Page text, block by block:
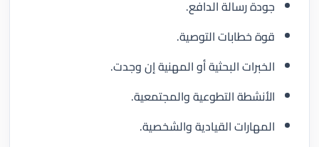
جودة رسالة الدافع.
قوة خطابات التوصية.
الخبرات البحثية أو المهنية إن وجدت.
الأنشطة التطوعية والمجتمعية.
المهارات القيادية والشخصية.